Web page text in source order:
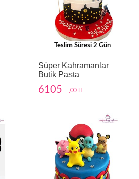
Teslim Süresi 2 Gün
Süper Kahramanlar
Butik Pasta
6105 ,00 TL